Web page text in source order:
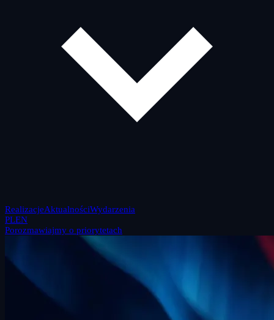
RealizacjeAktualnościWydarzenia
PLEN
Porozmawiajmy o priorytetach